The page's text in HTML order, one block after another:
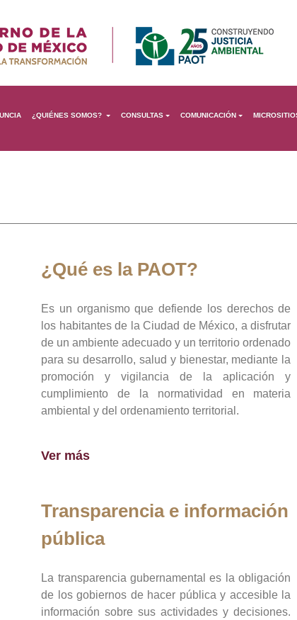
¿QUIÉNES SOMOS? CONSULTAS COMUNICACIÓN
¿Qué es la PAOT?
Es un organismo que defiende los derechos de
los habitantes de la Ciudad de México, a disfrutar
de un ambiente adecuado y un territorio ordenado
para su desarrollo, salud y bienestar, mediante la
promoción y vigilancia de la aplicación y
cumplimiento de la normatividad en materia
ambiental y del ordenamiento territorial.
Ver más
Transparencia e información
pública
La transparencia gubernamental es la obligación
de los gobiernos de hacer pública y accesible la
información sobre sus actividades y decisiones.